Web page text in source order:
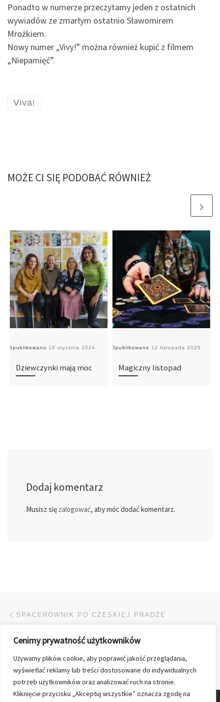
Cenimy prywatność użytkowników
Używamy plików cookie, aby poprawić jakość przeglądania,
wyświetlać reklamy lub treści dostosowane do indywidualnych
potrzeb użytkowników oraz analizować ruch na stronie.
Kliknięcie przycisku „Akceptuj wszystkie” oznacza zgodę na
Ponadto w numerze przeczytamy jeden z ostatnich
wywiadów ze zmarłym ostatnio Sławomirem
Mrożkiem.
Nowy numer „Vivy!” można również kupić z filmem
„Niepamięć”.
Viva!
MOŻE CI SIĘ PODOBAĆ RÓWNIEŻ
Opublikowano 18 stycznia 2024
Dziewczynki mają moc
Opublikowano 12 listopada 2025
Magiczny listopad
Dodaj komentarz
Musisz się zalogować, aby móc dodać komentarz.
Przeglądanie Wpisów
SPACEROWNIK PO CZESKIEJ PRADZE
POWRÓT DO LISTY
WRZEŚNIOWY „PLAYBOY” Z MAJĄ BOHOSIEWICZ